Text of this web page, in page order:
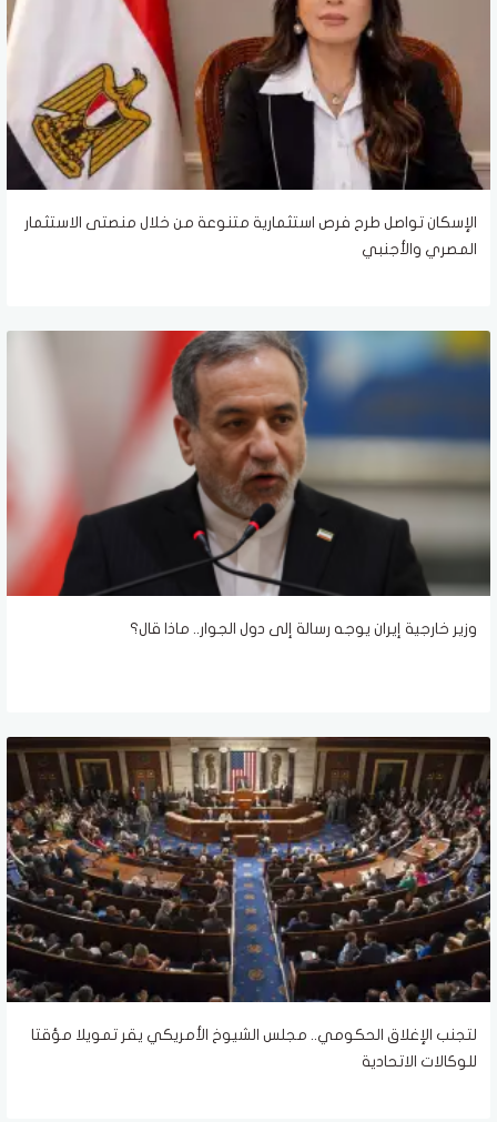
الإسكان تواصل طرح فرص استثمارية متنوعة من خلال منصتى الاستثمار
المصري والأجنبي
وزير خارجية إيران يوجه رسالة إلى دول الجوار.. ماذا قال؟
لتجنب الإغلاق الحكومي.. مجلس الشيوخ الأمريكي يقر تمويلا مؤقتا
للوكالات الاتحادية